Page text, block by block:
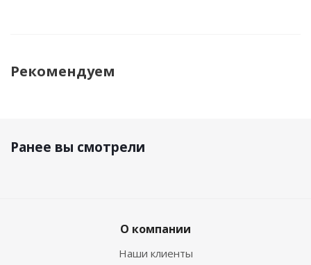
Рекомендуем
Ранее вы смотрели
О компании
Наши клиенты